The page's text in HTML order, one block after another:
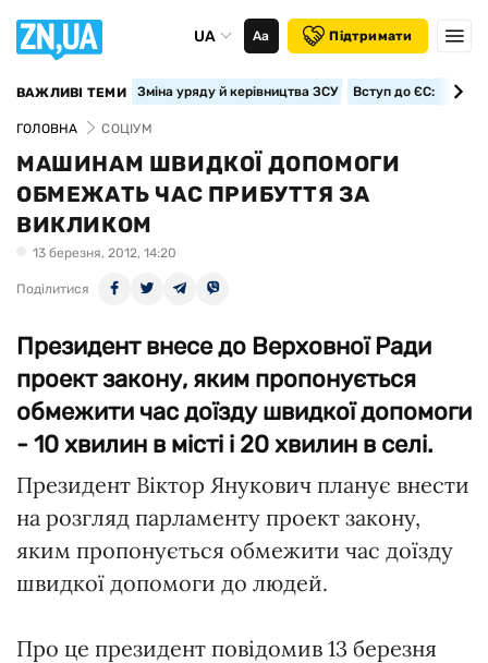
UA Аа Підтримати
ВАЖЛИВІ ТЕМИ Зміна уряду й керівництва ЗСУ Вступ до ЄС:
ГОЛОВНА СОЦІУМ
МАШИНАМ ШВИДКОЇ ДОПОМОГИ
ОБМЕЖАТЬ ЧАС ПРИБУТТЯ ЗА
ВИКЛИКОМ
13 березня, 2012, 14:20
Поділитися
Президент внесе до Верховної Ради
проект закону, яким пропонується
обмежити час доїзду швидкої допомоги
- 10 хвилин в місті і 20 хвилин в селі.
Президент Віктор Янукович планує внести
на розгляд парламенту проект закону,
яким пропонується обмежити час доїзду
швидкої допомоги до людей.
Про це президент повідомив 13 березня